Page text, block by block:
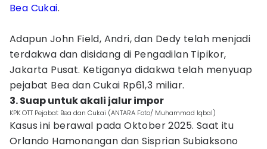
Bea Cukai.
Adapun John Field, Andri, dan Dedy telah menjadi
terdakwa dan disidang di Pengadilan Tipikor,
Jakarta Pusat. Ketiganya didakwa telah menyuap
pejabat Bea dan Cukai Rp61,3 miliar.
3. Suap untuk akali jalur impor
KPK OTT Pejabat Bea dan Cukai (ANTARA Foto/ Muhammad Iqbal)
Kasus ini berawal pada Oktober 2025. Saat itu
Orlando Hamonangan dan Sisprian Subiaksono